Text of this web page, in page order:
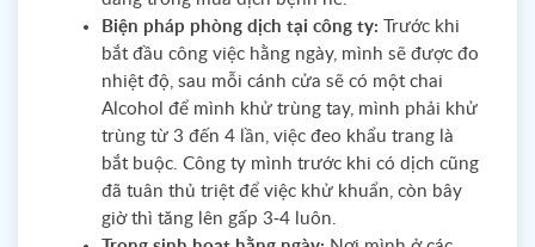
Biện pháp phòng dịch tại công ty: Trước khi
bắt đầu công việc hằng ngày, mình sẽ được đo
nhiệt độ, sau mỗi cánh cửa sẽ có một chai
Alcohol để mình khử trùng tay, mình phải khử
trùng từ 3 đến 4 lần, việc đeo khẩu trang là
bắt buộc. Công ty mình trước khi có dịch cũng
đã tuân thủ triệt để việc khử khuẩn, còn bây
giờ thì tăng lên gấp 3-4 luôn.